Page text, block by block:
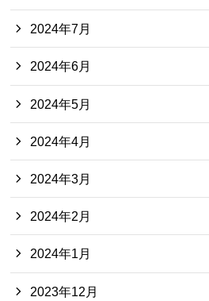
2024年7月
2024年6月
2024年5月
2024年4月
2024年3月
2024年2月
2024年1月
2023年12月